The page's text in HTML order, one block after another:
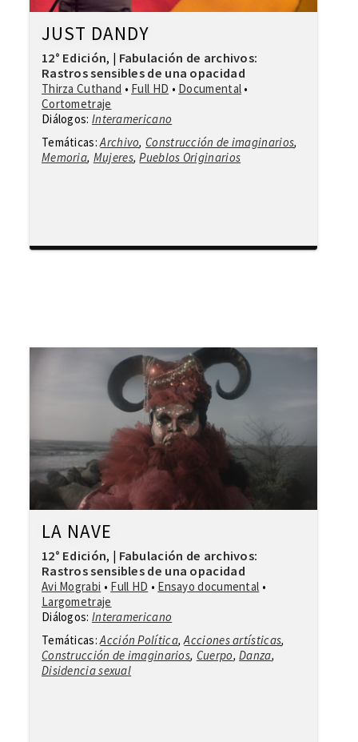
JUST DANDY
12° Edición, | Fabulación de archivos:
Rastros sensibles de una opacidad
Thirza Cuthand • Full HD • Documental •
Cortometraje
Diálogos: Interamericano
Temáticas: Archivo,Construcción de imaginarios,
Memoria, Mujeres,Pueblos Originarios
LA NAVE
12° Edición, | Fabulación de archivos:
Rastros sensibles de una opacidad
Avi Mograbi • Full HD • Ensayo documental •
Largometraje
Diálogos: Interamericano
Temáticas: Acción Política,Acciones artísticas,
Construcción de imaginarios, Cuerpo,Danza,
Disidencia sexual